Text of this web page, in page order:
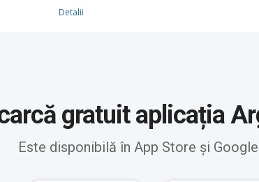
Detalii
gratuit aplicația
Este disponibilă în App Store și